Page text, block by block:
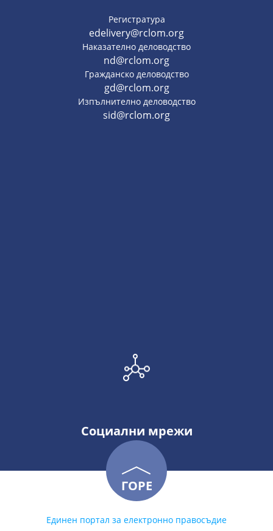
Регистратура
edelivery@rclom.org
Наказателно деловодство
nd@rclom.org
Гражданско деловодство
gd@rclom.org
Изпълнително деловодство
sid@rclom.org
Социални мрежи
ГОРЕ
Единен портал за електронно правосъдие